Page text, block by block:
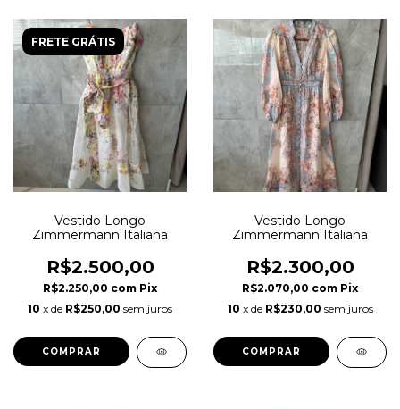
FRETE GRÁTIS
Vestido Longo
Zimmermann Italiana
R$2.500,00
R$2.250,00 com Pix
10 x de R$250,00 sem juros
Vestido Longo
Zimmermann Italiana
R$2.300,00
R$2.070,00 com Pix
10 x de R$230,00 sem juros